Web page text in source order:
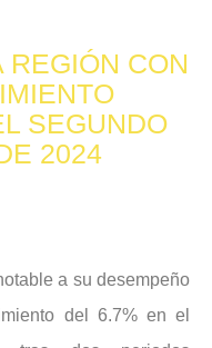
REGIÓN CON
SEGUNDO
2024
a su desempeño
del 6.7% en el